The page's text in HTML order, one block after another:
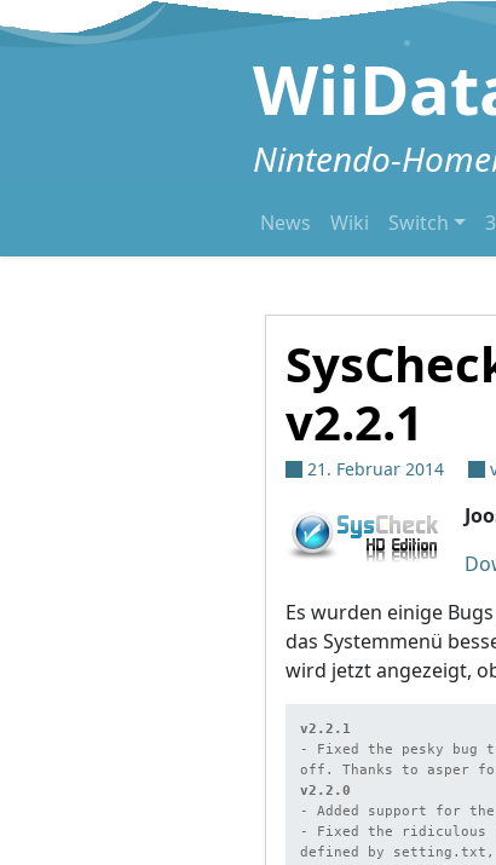
Zum Inhalt springen
Nintendo-
News Wiki Switch
v2.2.1
21. Februar 2014
Es wurden einige
das Systemmenü
wird jetzt angezeigt,
- Fixed the pesky bug
v2.2.0
- Added support for the
- Fixed the ridiculous
defined by